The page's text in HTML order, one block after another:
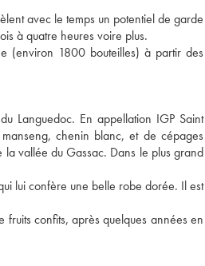
avec le temps un potentiel de garde
à quatre heures voire plus.
(environ 1800 bouteilles) à partir des
Languedoc. En appellation IGP Saint
chenin blanc, et de cépages
la vallée du Gassac. Dans le plus grand
lui confère une belle robe dorée. Il est
confits, après quelques années en